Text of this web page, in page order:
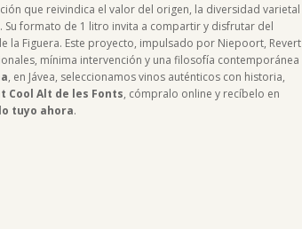
que reivindica el valor del origen, la diversidad varietal
formato de 1 litro invita a compartir y disfrutar del
la Figuera. Este proyecto, impulsado por Niepoort, Revert
mínima intervención y una filosofía contemporánea
, en Jávea, seleccionamos vinos auténticos con historia,
Cool Alt de les Fonts, cómpralo online y recíbelo en
tuyo ahora.